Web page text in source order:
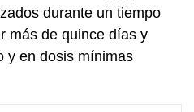
durante un tiempo
más de quince días y
y en dosis mínimas